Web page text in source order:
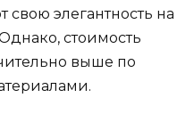
элегантность на
стоимость
выше по